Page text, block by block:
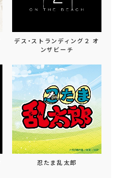
デス・ストランディング２ オ
ンザビーチ
忍たま乱太郎